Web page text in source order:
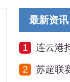
最新资讯
1 连云港
2 苏超联